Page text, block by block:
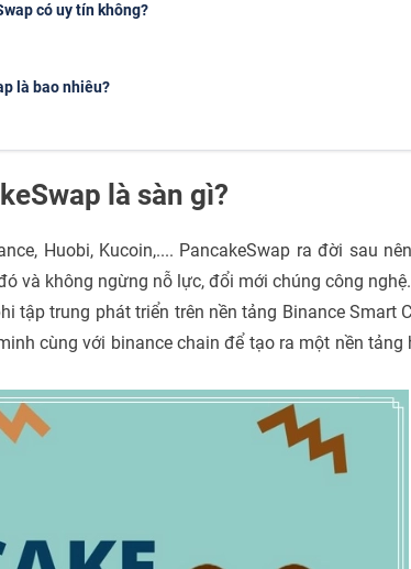
có uy tín không?
là bao nhiêu?
là sàn gì?
Huobi, Kucoin,.... PancakeSwap ra đời sau
và không ngừng nỗ lực, đổi mới chúng công nghệ.
tập trung phát triển trên nền tảng Binance Smart
cùng với binance chain để tạo ra một nền